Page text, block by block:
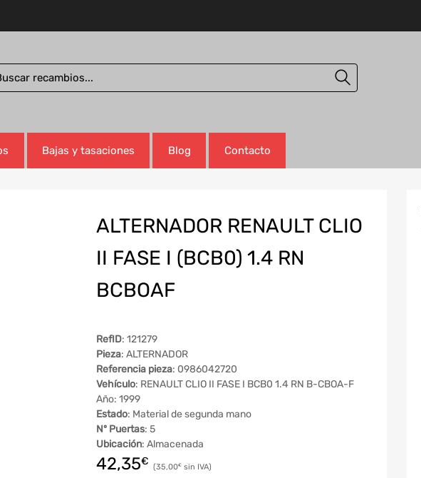
Bajas y tasaciones Blog Contacto
ALTERNADOR RENAULT CLIO
II FASE I (BCB0) 1.4 RN
BCBOAF
RefID: 121279
Pieza: ALTERNADOR
Referencia pieza: 0986042720
Vehículo: RENAULT CLIO II FASE I BCB0 1.4 RN B-CBOA-F
Año: 1999
Estado: Material de segunda mano
Nº Puertas: 5
Ubicación: Almacenada
42,35€ 35,00€